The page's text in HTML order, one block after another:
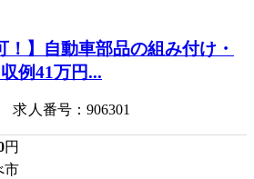
！】自動車部品の組み付け・
例41万円...
人番号：906301
円
市